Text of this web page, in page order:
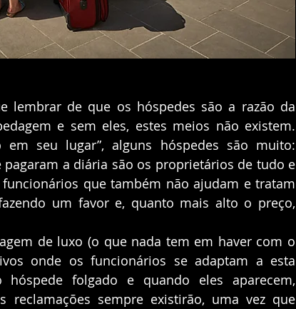
lembrar de que os hóspedes são a razão da
e sem eles, estes meios não existem.
em seu lugar”, alguns hóspedes são muito:
pagaram a diária são os proprietários de tudo e
que também não ajudam e tratam
um favor e, quanto mais alto o preço,
de luxo (o que nada tem em haver com o
onde os funcionários se adaptam a esta
hóspede folgado e quando eles aparecem,
reclamações sempre existirão, uma vez que